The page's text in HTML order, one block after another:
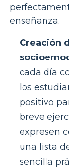
enseñanza.
Creación
cada día
los
positivo
breve
expresen
una lista
sencilla